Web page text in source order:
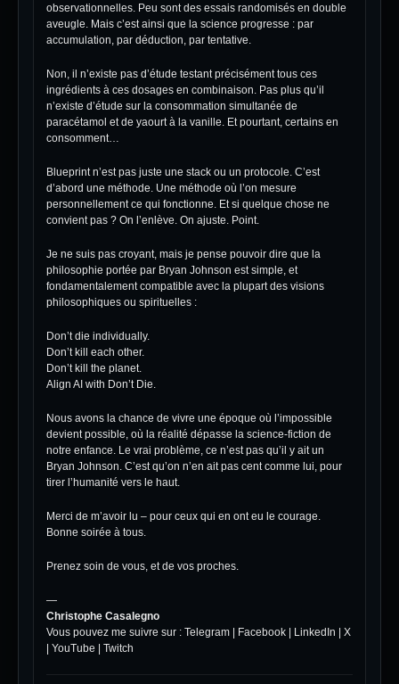
observationnelles. Peu sont des essais randomisés en double
aveugle. Mais c’est ainsi que la science progresse : par
accumulation, par déduction, par tentative.
Non, il n’existe pas d’étude testant précisément tous ces
ingrédients à ces dosages en combinaison. Pas plus qu’il
n’existe d’étude sur la consommation simultanée de
paracétamol et de yaourt à la vanille. Et pourtant, certains en
consomment…
Blueprint n’est pas juste une stack ou un protocole. C’est
d’abord une méthode. Une méthode où l’on mesure
personnellement ce qui fonctionne. Et si quelque chose ne
convient pas ? On l’enlève. On ajuste. Point.
Je ne suis pas croyant, mais je pense pouvoir dire que la
philosophie portée par Bryan Johnson est simple, et
fondamentalement compatible avec la plupart des visions
philosophiques ou spirituelles :
Don’t die individually.
Don’t kill each other.
Don’t kill the planet.
Align AI with Don’t Die.
Nous avons la chance de vivre une époque où l’impossible
devient possible, où la réalité dépasse la science-fiction de
notre enfance. Le vrai problème, ce n’est pas qu’il y ait un
Bryan Johnson. C’est qu’on n’en ait pas cent comme lui, pour
tirer l’humanité vers le haut.
Merci de m’avoir lu – pour ceux qui en ont eu le courage.
Bonne soirée à tous.
Prenez soin de vous, et de vos proches.
—
Christophe Casalegno
Vous pouvez me suivre sur : Telegram Facebook LinkedIn
X
YouTube Twitch